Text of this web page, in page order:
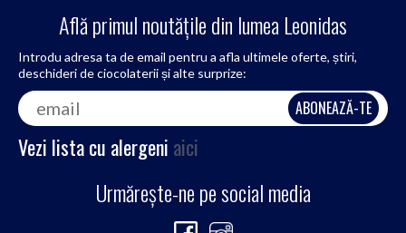
Află primul noutățile din lumea Leonidas
Introdu adresa ta de email pentru a afla ultimele oferte, știri,
deschideri de ciocolaterii și alte surprize:
Vezi lista cu alergeni aici
Urmărește-ne pe social media